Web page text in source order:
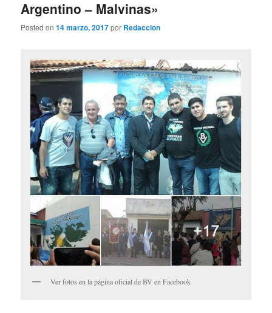
Argentino – Malvinas»
Posted on14 marzo, 2017por Redaccion
Ver fotos en la página oficial de BV en Facebook